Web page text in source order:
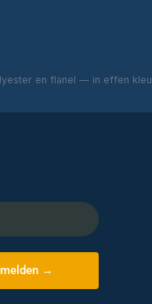
en flanel — in effen
→